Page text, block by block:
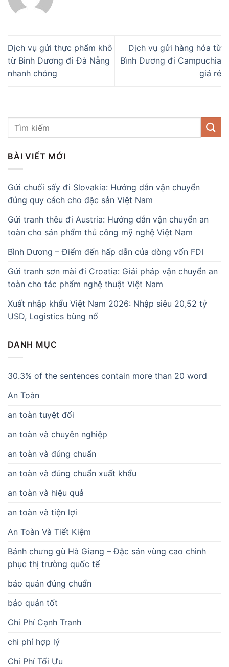
Dịch vụ gửi thực phẩm khô
từ Bình Dương đi Đà Nẵng
nhanh chóng
Dịch vụ gửi hàng hóa từ
Bình Dương đi Campuchia
giá rẻ
BÀI VIẾT MỚI
Gửi chuối sấy đi Slovakia: Hướng dẫn vận chuyển
đúng quy cách cho đặc sản Việt Nam
Gửi tranh thêu đi Austria: Hướng dẫn vận chuyển an
toàn cho sản phẩm thủ công mỹ nghệ Việt Nam
Bình Dương – Điểm đến hấp dẫn của dòng vốn FDI
Gửi tranh sơn mài đi Croatia: Giải pháp vận chuyển an
toàn cho tác phẩm nghệ thuật Việt Nam
Xuất nhập khẩu Việt Nam 2026: Nhập siêu 20,52 tỷ
USD, Logistics bùng nổ
DANH MỤC
30.3% of the sentences contain more than 20 word
An Toàn
an toàn tuyệt đối
an toàn và chuyên nghiệp
an toàn và đúng chuẩn
an toàn và đúng chuẩn xuất khẩu
an toàn và hiệu quả
an toàn và tiện lợi
An Toàn Và Tiết Kiệm
Bánh chưng gù Hà Giang – Đặc sản vùng cao chinh
phục thị trường quốc tế
bảo quản đúng chuẩn
bảo quản tốt
Chi Phí Cạnh Tranh
chi phí hợp lý
Chi Phí Tối Ưu